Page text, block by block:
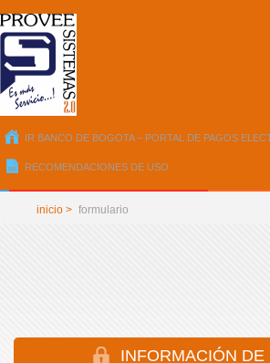
IR BANCO DE BOGOTA – PORTAL DE PAGOS
RECOMENDACIONES DE USO
inicio > formulario
INFORMACIÓN DE